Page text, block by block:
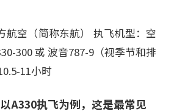
航空（简称东航） 执飞机型：空
300 或 波音787-9（视季节和排
11小时
A330执飞为例，这是最常见